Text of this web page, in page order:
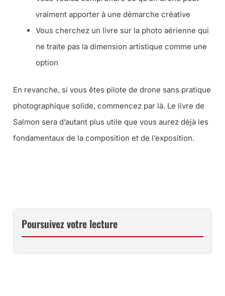
vraiment apporter à une démarche créative
Vous cherchez un livre sur la photo aérienne qui
ne traite pas la dimension artistique comme une
option
En revanche, si vous êtes pilote de drone sans pratique
photographique solide, commencez par là. Le livre de
Salmon sera d’autant plus utile que vous aurez déjà les
fondamentaux de la composition et de l’exposition.
Poursuivez votre lecture